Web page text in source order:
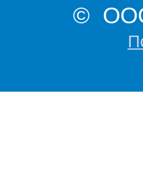
© ООО